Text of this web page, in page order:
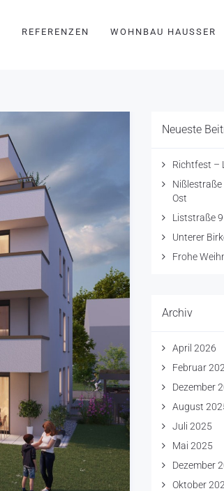
REFERENZEN WOHNBAU HAUSSER
Neueste
Richtfest –
Ost
Liststraße
Unterer
Frohe
Archiv
April 2026
Februar
Dezember
August
Juli 2025
Mai 2025
Dezember
Oktober